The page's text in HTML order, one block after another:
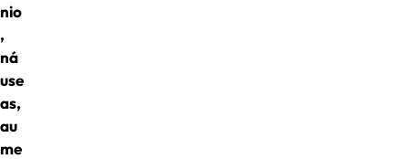
nio
,
ná
use
as,
au
me